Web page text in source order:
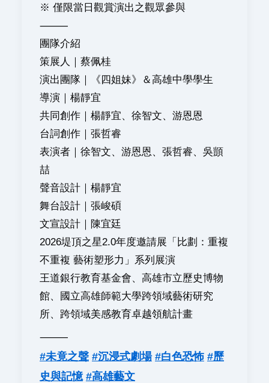
※ 僅限當日觀賞演出之觀眾參與
⸻
團隊介紹
策展人｜蔡佩桂
演出團隊｜《四姐妹》＆高雄中學學生
導演｜楊靜宜
共同創作｜楊靜宜、徐智文、游恩恩
台詞創作｜張哲睿
表演者｜徐智文、游恩恩、張哲睿、吳顗
喆
聲音設計｜楊靜宜
舞台設計｜張峻碩
文宣設計｜陳宜廷
2026堤頂之星2.0年度邀請展「比劃：重複
不重複 藝術塑形力」系列展演
王道銀行教育基金會、高雄市立歷史博物
館、國立高雄師範大學跨領域藝術研究
所、跨領域美感教育卓越領航計畫
⸻
#未竟之聲 #沉浸式劇場 #白色恐怖 #歷
史與記憶 #高雄藝文